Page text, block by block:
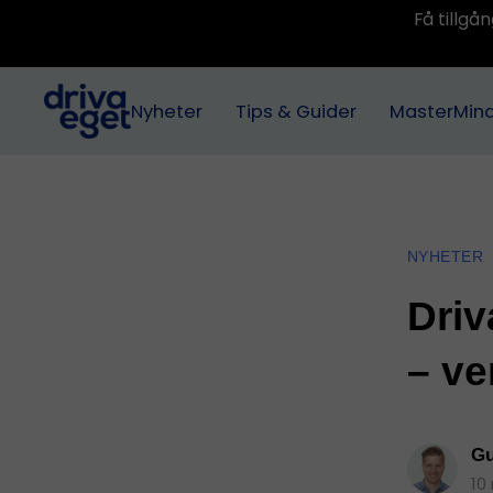
Få
Nyheter Tips & Guider
NYHETER
–